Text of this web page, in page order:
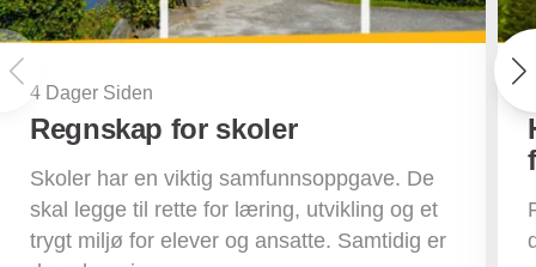
4 Dager Siden
Regnskap for skoler
Skoler har en viktig samfunnsoppgave. De
skal legge til rette for læring, utvikling og et
trygt miljø for elever og ansatte. Samtidig er